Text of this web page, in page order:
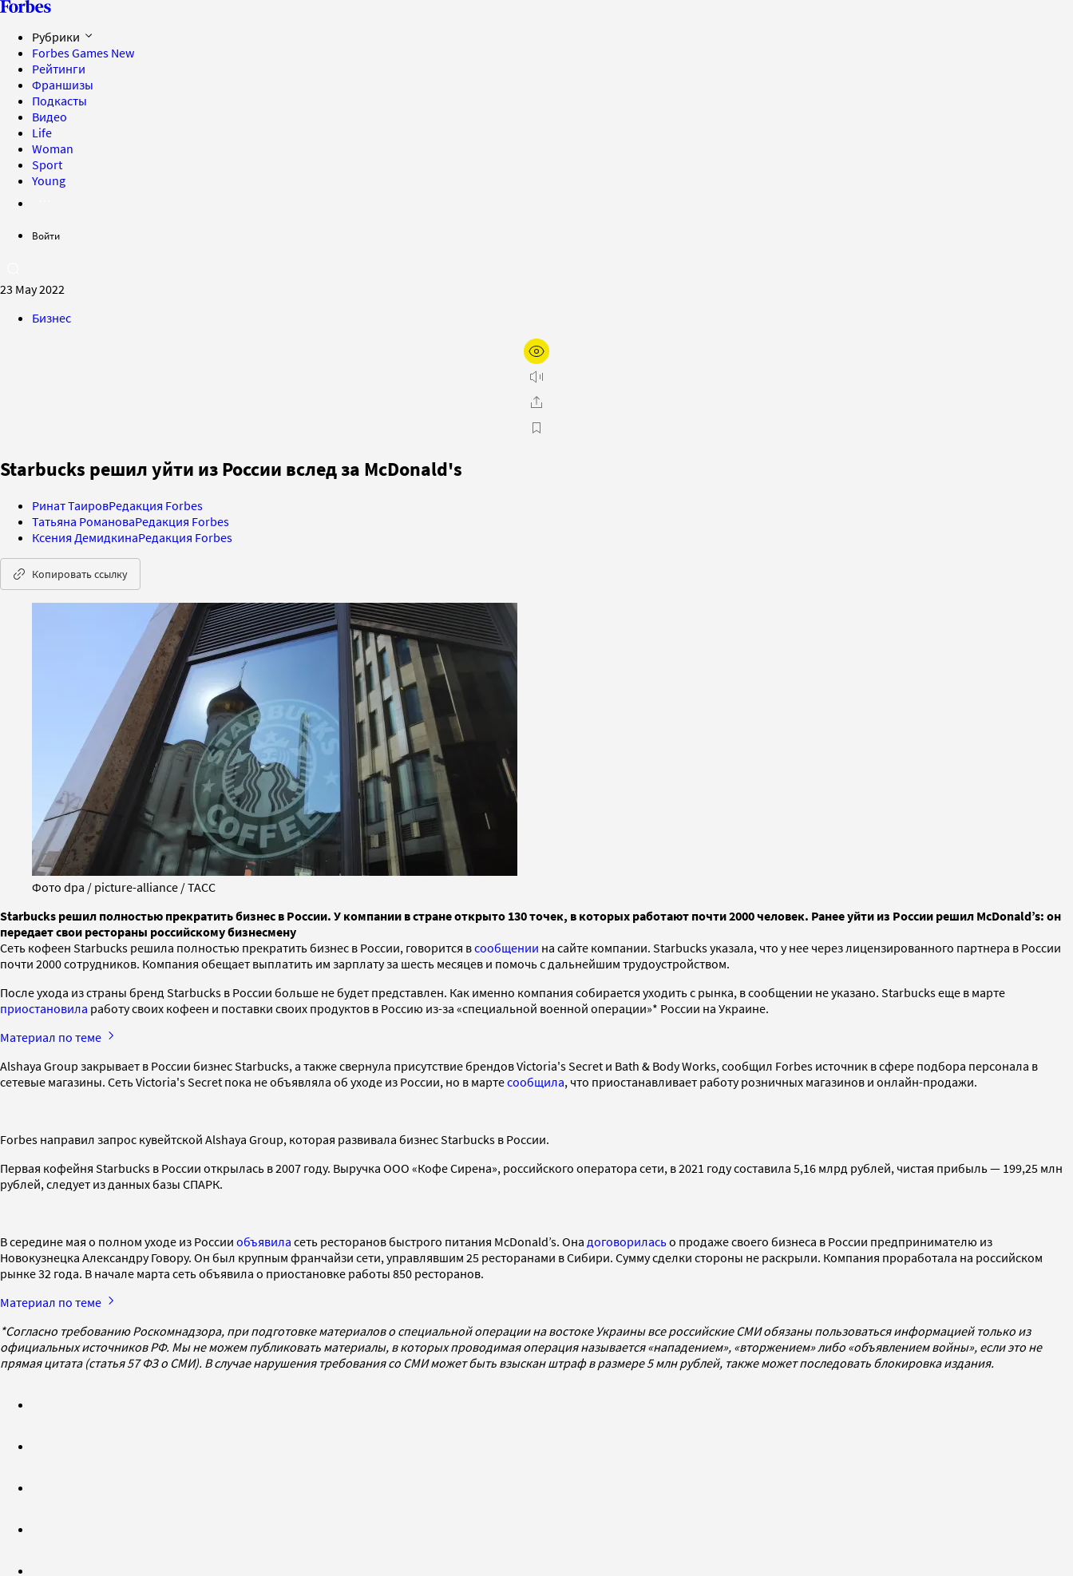
Рубрики
Forbes Games New
Рейтинги
Франшизы
Подкасты
Видео
Life
Woman
Sport
Young
Войти
23 May 2022
Бизнес
Starbucks решил уйти из России вслед за McDonald's
Ринат ТаировРедакция Forbes
Татьяна РомановаРедакция Forbes
Ксения ДемидкинаРедакция Forbes
Копировать ссылку
Фото dpa / picture-alliance / ТАСС
Starbucks решил полностью прекратить бизнес в России. У компании в стране открыто 130 точек, в которых работают почти 2000 человек. Ранее уйти из России решил McDonald’s: он
передает свои рестораны российскому бизнесмену
Сеть кофеен Starbucks решила полностью прекратить бизнес в России, говорится всообщении на сайте компании. Starbucks указала, что у нее через лицензированного партнера в России
почти 2000 сотрудников. Компания обещает выплатить им зарплату за шесть месяцев и помочь с дальнейшим трудоустройством.
После ухода из страны бренд Starbucks в России больше не будет представлен. Как именно компания собирается уходить с рынка, в сообщении не указано. Starbucks еще в марте
приостановила работу своих кофеен и поставки своих продуктов в Россию из-за «специальной военной операции»* России на Украине.
Материал по теме
Alshaya Group закрывает в России бизнес Starbucks, а также свернула присутствие брендов Victoria's Secret и Bath & Body Works, сообщил Forbes источник в сфере подбора персонала в
сетевые магазины. Сеть Victoria's Secret пока не объявляла об уходе из России, но в мартесообщила, что приостанавливает работу розничных магазинов и онлайн-продажи.
Forbes направил запрос кувейтской Alshaya Group, которая развивала бизнес Starbucks в России.
Первая кофейня Starbucks в России открылась в 2007 году. Выручка ООО «Кофе Сирена», российского оператора сети, в 2021 году составила 5,16 млрд рублей, чистая прибыль — 199,25 млн
рублей, следует из данных базы СПАРК.
В середине мая о полном уходе из России объявила сеть ресторанов быстрого питания McDonald’s. Она договориласьо продаже своего бизнеса в России предпринимателю из
Новокузнецка Александру Говору. Он был крупным франчайзи сети, управлявшим 25 ресторанами в Сибири. Сумму сделки стороны не раскрыли. Компания проработала на российском
рынке 32 года. В начале марта сеть объявила о приостановке работы 850 ресторанов.
Материал по теме
*Согласно требованию Роскомнадзора, при подготовке материалов о специальной операции на востоке Украины все российские СМИ обязаны пользоваться информацией только из
официальных источников РФ. Мы не можем публиковать материалы, в которых проводимая операция называется «нападением», «вторжением» либо «объявлением войны», если это не
прямая цитата (статья 57 ФЗ о СМИ). В случае нарушения требования со СМИ может быть взыскан штраф в размере 5 млн рублей, также может последовать блокировка издания.